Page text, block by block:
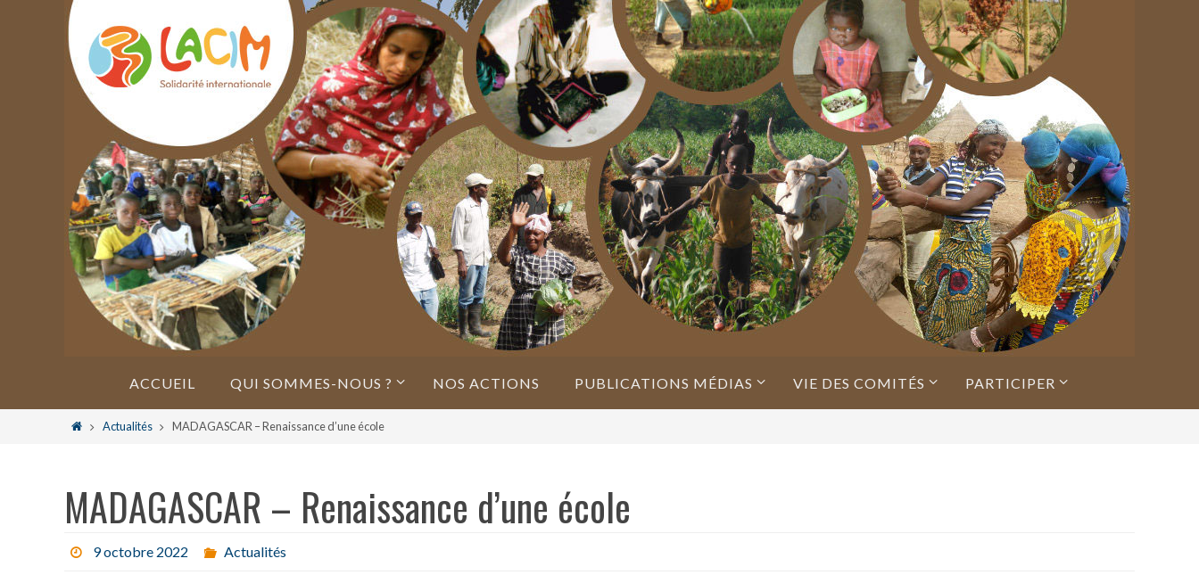
le
ACCUEIL QUI SOMMES-NOUS ? NOS ACTIONS PUBLICATIONS MÉDIAS VIE DES COMITÉS PARTICIPER
HomeActualités MADAGASCAR – Renaissance d’une école
MADAGASCAR – Renaissance d’une école
9 octobre 2022 Actualités